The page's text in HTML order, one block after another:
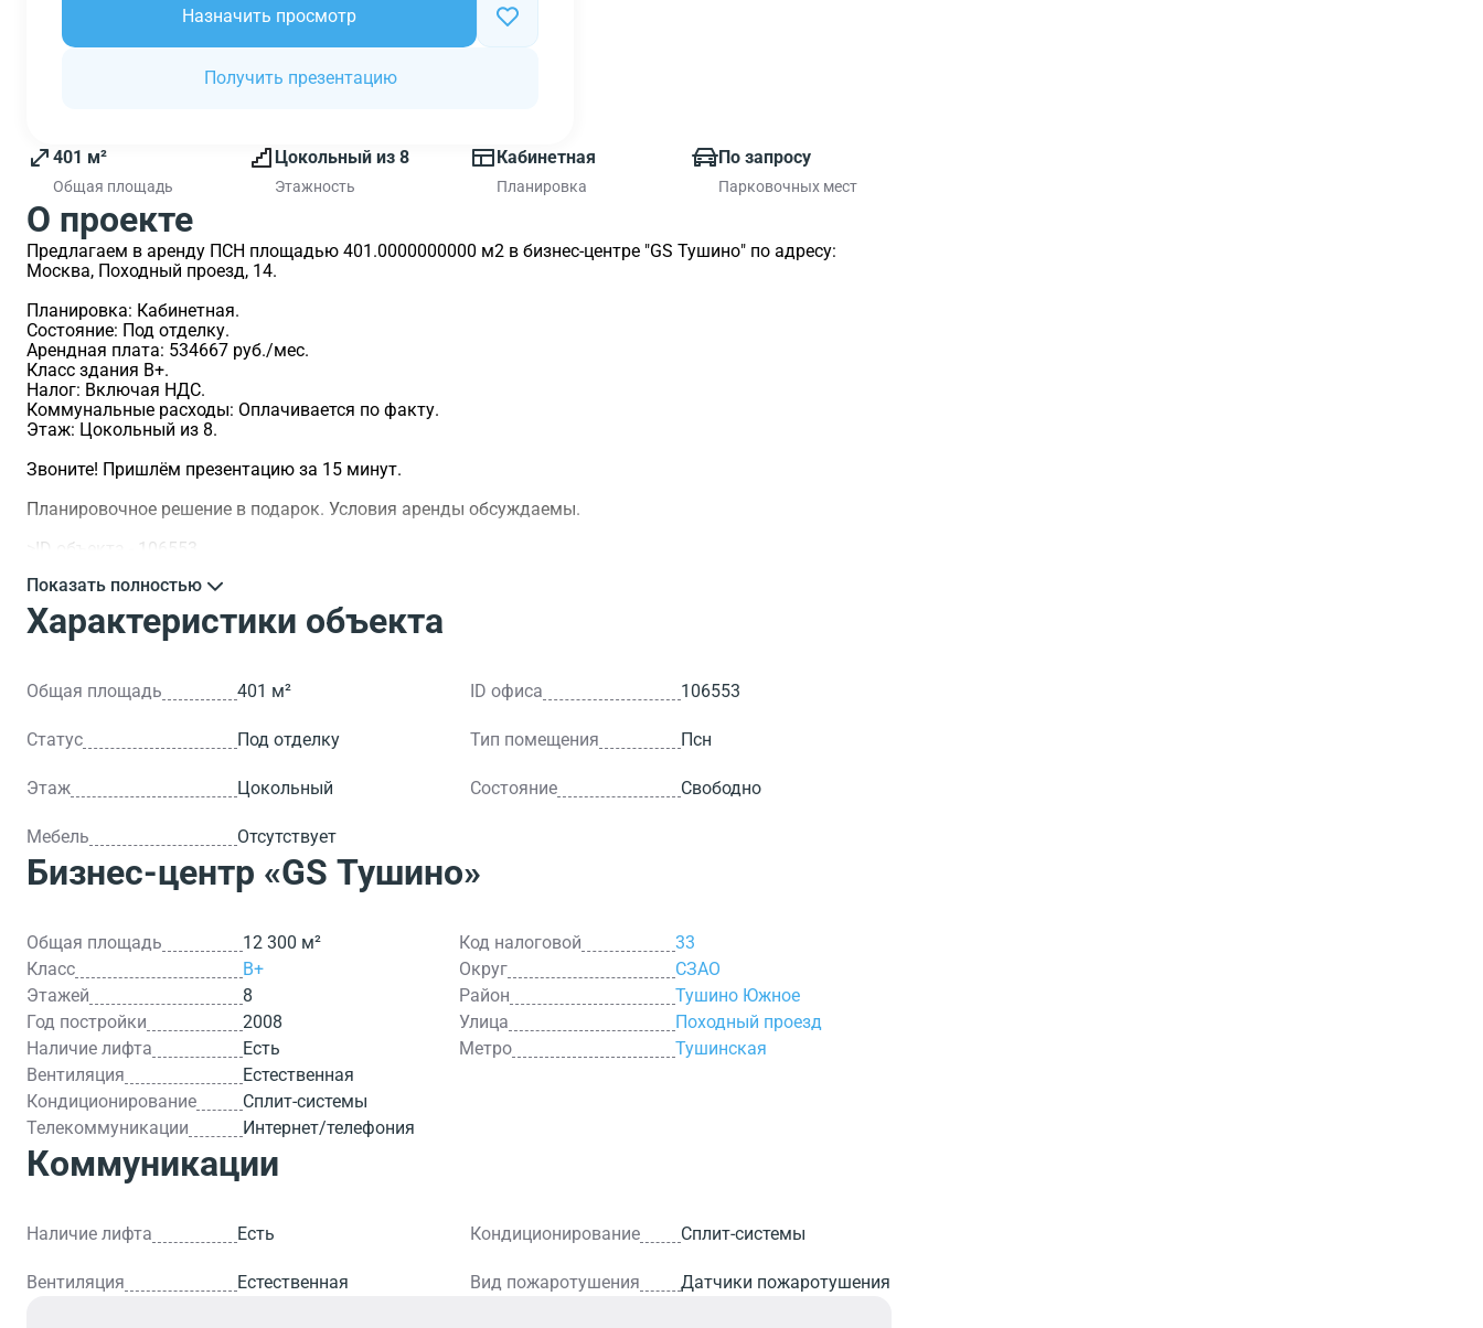
Назначить просмотр
Получить презентацию
401 м²
Общая площадь
Цокольный из 8
Этажность
Кабинетная
Планировка
По запросу
Парковочных мест
О проекте
Предлагаем в аренду ПСН площадью 401.0000000000 м2 в бизнес-центре "GS Тушино" по адресу:
Москва, Походный проезд, 14.
Планировка: Кабинетная.
Состояние: Под отделку.
Арендная плата: 534667 руб./мес.
Класс здания B+.
Налог: Включая НДС.
Коммунальные расходы: Оплачивается по факту.
Этаж: Цокольный из 8.
Звоните! Пришлём презентацию за 15 минут.
Планировочное решение в подарок. Условия аренды обсуждаемы.
>ID объекта - 106553.
Показать полностью
Характеристики объекта
Общая площадь 401 м² ID офиса 106553
Статус Под отделку Тип помещения Псн
Этаж Цокольный Состояние Свободно
Мебель Отсутствует
Бизнес-центр «GS Тушино»
Общая площадь
12 300 м²
Класс
B+
Этажей
8
Год постройки
2008
Наличие лифта
Есть
Вентиляция
Естественная
Кондиционирование
Сплит-системы
Телекоммуникации
Интернет/телефония
Код налоговой
33
Округ
СЗАО
Район
Тушино Южное
Улица
Походный проезд
Метро
Тушинская
Коммуникации
Наличие лифта Есть Кондиционирование Сплит-системы
Вентиляция Естественная Вид пожаротушения Датчики пожаротушения